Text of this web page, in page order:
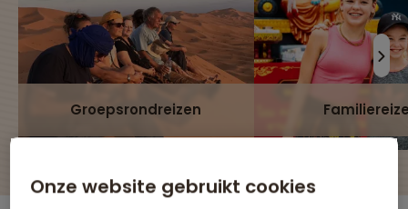
Groepsrondreizen
Onze website gebruikt cookies